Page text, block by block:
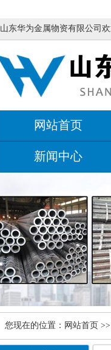
山东华为金属物资有限公司欢
网站首页
新闻中心
您现在的位置： 网站首页 >>